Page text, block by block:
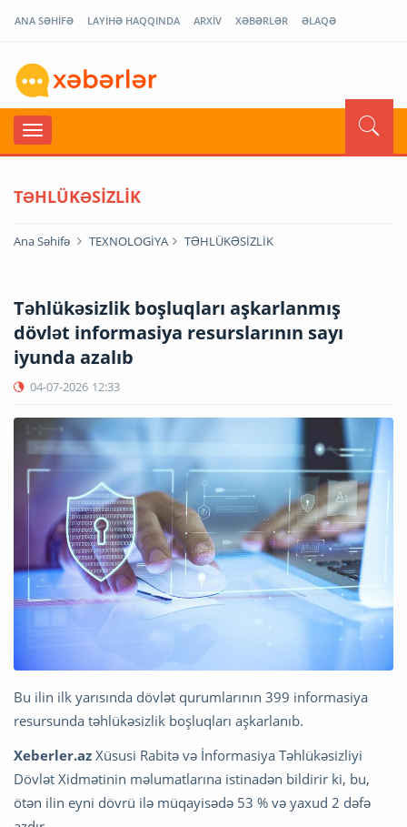
ANA SƏHİFƏ LAYİHƏ HAQQINDA ARXİV XƏBƏRLƏR ƏLAQƏ
TƏHLÜKƏSİZLİK
Ana Səhifə TEXNOLOGİYA TƏHLÜKƏSİZLİK
Təhlükəsizlik boşluqları aşkarlanmış
dövlət informasiya resurslarının sayı
iyunda azalıb
04-07-2026 12:33
Bu ilin ilk yarısında dövlət qurumlarının 399 informasiya
resursunda təhlükəsizlik boşluqları aşkarlanıb.
Xeberler.az Xüsusi Rabitə və İnformasiya Təhlükəsizliyi
Dövlət Xidmətinin məlumatlarına istinadən bildirir ki, bu,
ötən ilin eyni dövrü ilə müqayisədə 53 % və yaxud 2 dəfə